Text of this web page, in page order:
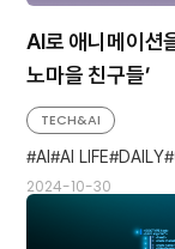
AI로 애니메이션
노마을 친구들’
2024-10-30
TECH&AI
AI AI LIFE DAILY